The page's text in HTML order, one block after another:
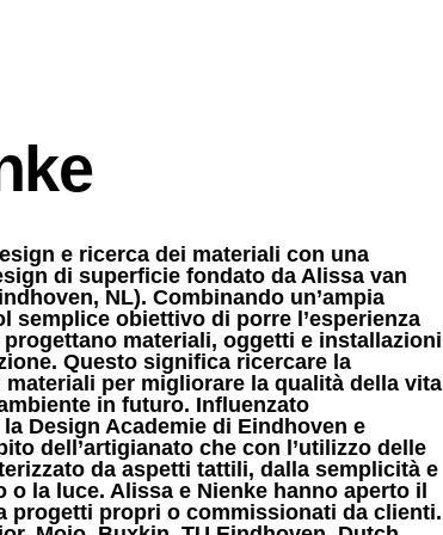
e ricerca dei materiali con una
di superficie fondato da Alissa van
NL). Combinando un’ampia
semplice obiettivo di porre l’esperienza
materiali, oggetti e installazioni
Questo significa ricercare la
per migliorare la qualità della vita
in futuro. Influenzato
Design Academie di Eindhoven e
dell’artigianato che con l’utilizzo delle
da aspetti tattili, dalla semplicità e
la luce. Alissa e Nienke hanno aperto il
progetti propri o commissionati da clienti.